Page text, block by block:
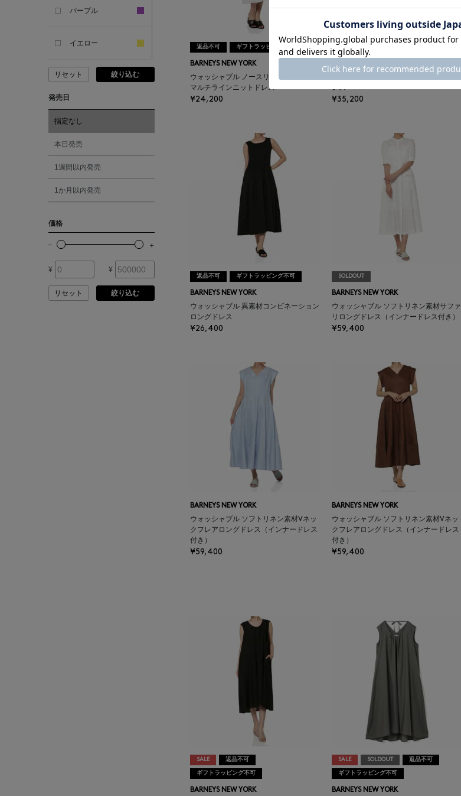
SANDAL
ANDERSONS
ANTIPAST
ANYA HINDMARCH
ARCS LONDON
ASAUCE MELER
パープル
イエロー
ピンク
レッド
オレンジ
シルバー
リセット 絞り込む
発売日
指定なし
本日発売
1週間以内発売
1か月以内発売
価格
¥ ¥
リセット 絞り込む
返品不可 ギフトラッピング不可
BARNEYS NEW YORK
ウォッシャブル ノースリーブ ランダム
マルチラインニットドレス
¥24,200
SOLDOUT
レス
¥35,200
返品不可 ギフトラッピング不可
BARNEYS NEW YORK
ウォッシャブル 異素材コンビネーション
ロングドレス
¥26,400
SOLDOUT
BARNEYS NEW YORK
ウォッシャブル ソフトリネン素材サファ
リロングドレス（インナードレス付き）
¥59,400
BARNEYS NEW YORK
ウォッシャブル ソフトリネン素材Vネッ
クフレアロングドレス（インナードレス
付き）
¥59,400
BARNEYS NEW YORK
ウォッシャブル ソフトリネン素材Vネッ
クフレアロングドレス（インナードレス
付き）
¥59,400
SALE 返品不可
ギフトラッピング不可
BARNEYS NEW YORK
SALE SOLDOUT 返品不可
ギフトラッピング不可
BARNEYS NEW YORK